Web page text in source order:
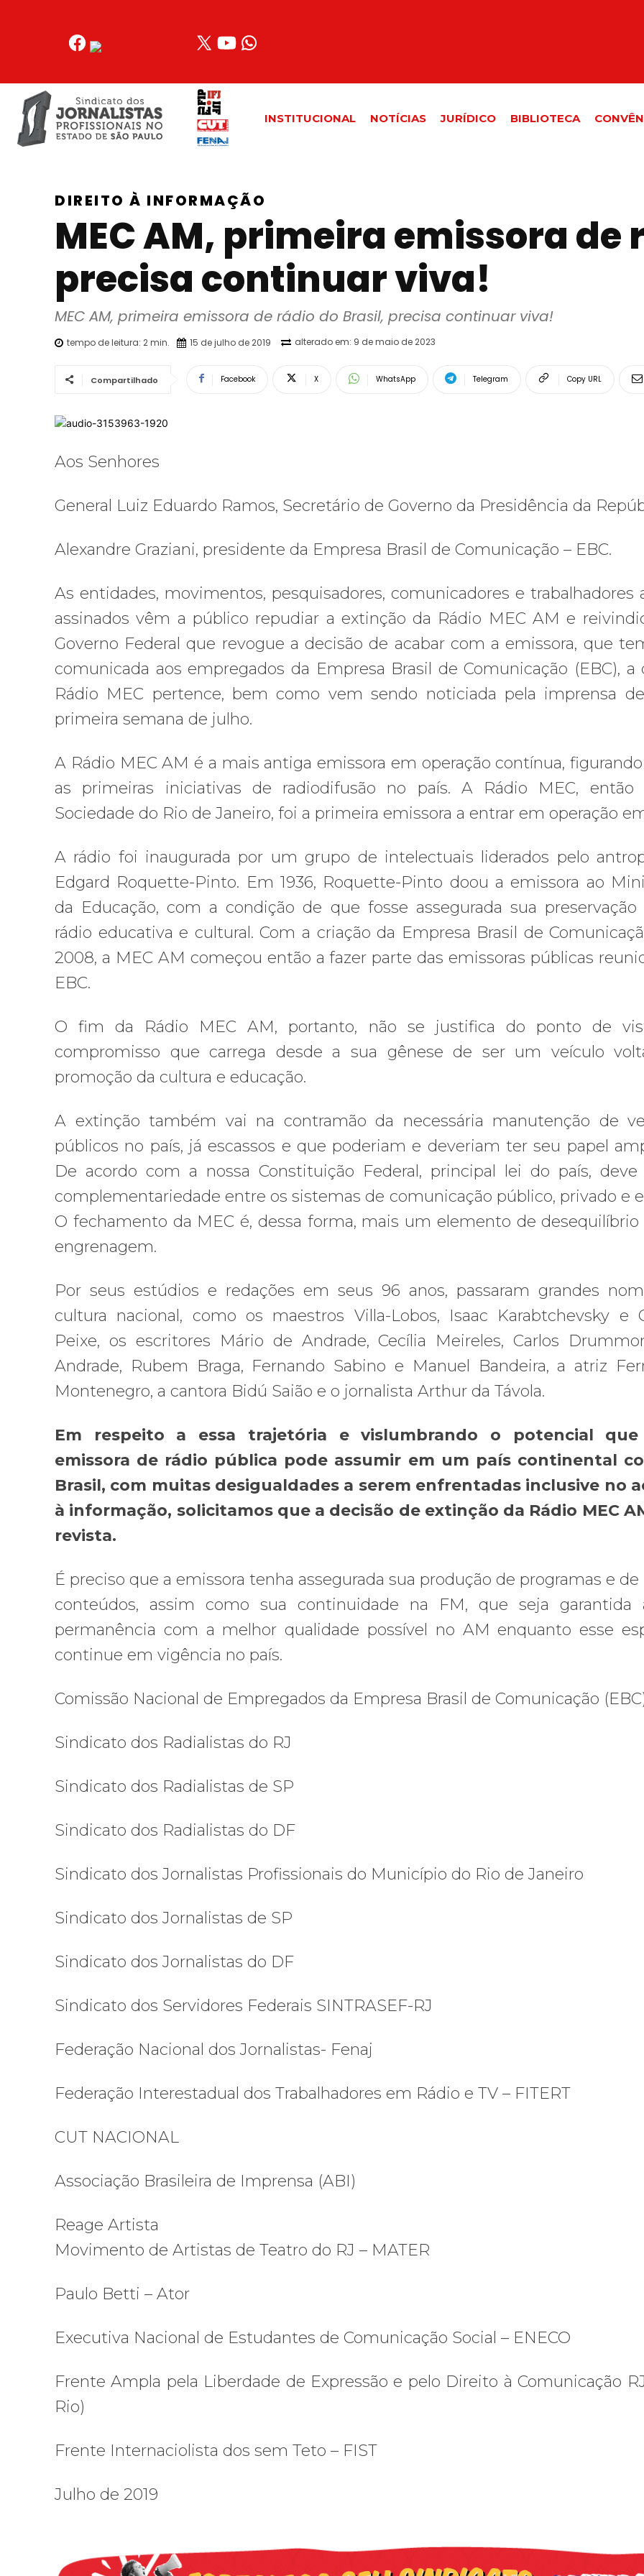
INSTITUCIONAL NOTÍCIAS JURÍDICO BIBLIOTECA
DIREITO À INFORMAÇÃO
MEC AM, primeira emissora de
precisa continuar viva!
MEC AM, primeira emissora de rádio do Brasil, precisa continuar viva!
tempo de leitura: 2min. 15 de julho de 2019 alterado em: 9 de maio de 2023
Compartilhado Facebook X WhatsApp Telegram Copy URL
Aos Senhores
General Luiz Eduardo Ramos, Secretário de Governo da Presidência da
Alexandre Graziani, presidente da Empresa Brasil de Comunicação – EBC.
As entidades, movimentos, pesquisadores, comunicadores e trabalhadores
assinados vêm a público repudiar a extinção da Rádio MEC AM e
Governo Federal que revogue a decisão de acabar com a emissora, que
comunicada aos empregados da Empresa Brasil de Comunicação (EBC), a
Rádio MEC pertence, bem como vem sendo noticiada pela imprensa
primeira semana de julho.
A Rádio MEC AM é a mais antiga emissora em operação contínua,
as primeiras iniciativas de radiodifusão no país. A Rádio MEC, então
Sociedade do Rio de Janeiro, foi a primeira emissora a entrar em operação
A rádio foi inaugurada por um grupo de intelectuais liderados pelo
Edgard Roquette-Pinto. Em 1936, Roquette-Pinto doou a emissora ao
da Educação, com a condição de que fosse assegurada sua preservação
rádio educativa e cultural. Com a criação da Empresa Brasil de
2008, a MEC AM começou então a fazer parte das emissoras públicas
EBC.
O fim da Rádio MEC AM, portanto, não se justifica do ponto de
compromisso que carrega desde a sua gênese de ser um veículo
promoção da cultura e educação.
A extinção também vai na contramão da necessária manutenção de
públicos no país, já escassos e que poderiam e deveriam ter seu papel
De acordo com a nossa Constituição Federal, principal lei do país, deve
complementariedade entre os sistemas de comunicação público, privado e
O fechamento da MEC é, dessa forma, mais um elemento de desequilíbrio
engrenagem.
Por seus estúdios e redações em seus 96 anos, passaram grandes
cultura nacional, como os maestros Villa-Lobos, Isaac Karabtchevsky e
Peixe, os escritores Mário de Andrade, Cecília Meireles, Carlos
Andrade, Rubem Braga, Fernando Sabino e Manuel Bandeira, a atriz
Montenegro, a cantora Bidú Saião e o jornalista Arthur da Távola.
Em respeito a essa trajetória e vislumbrando o potencial que
emissora de rádio pública pode assumir em um país continental
Brasil, com muitas desigualdades a serem enfrentadas inclusive no
à informação, solicitamos que a decisão de extinção da Rádio MEC
revista.
É preciso que a emissora tenha assegurada sua produção de programas e de
conteúdos, assim como sua continuidade na FM, que seja garantida
permanência com a melhor qualidade possível no AM enquanto esse
continue em vigência no país.
Comissão Nacional de Empregados da Empresa Brasil de Comunicação
Sindicato dos Radialistas do RJ
Sindicato dos Radialistas de SP
Sindicato dos Radialistas do DF
Sindicato dos Jornalistas Profissionais do Município do Rio de Janeiro
Sindicato dos Jornalistas de SP
Sindicato dos Jornalistas do DF
Sindicato dos Servidores Federais SINTRASEF-RJ
Federação Nacional dos Jornalistas- Fenaj
Federação Interestadual dos Trabalhadores em Rádio e TV – FITERT
CUT NACIONAL
Associação Brasileira de Imprensa (ABI)
Reage Artista
Movimento de Artistas de Teatro do RJ – MATER
Paulo Betti – Ator
Executiva Nacional de Estudantes de Comunicação Social – ENECO
Frente Ampla pela Liberdade de Expressão e pelo Direito à Comunicação
Rio)
Frente Internaciolista dos sem Teto – FIST
Julho de 2019